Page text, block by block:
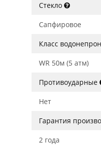
Стекло
Сапфировое
Класс
WR 50м (5 атм)
Противоударные
Нет
Гарантия
2 года